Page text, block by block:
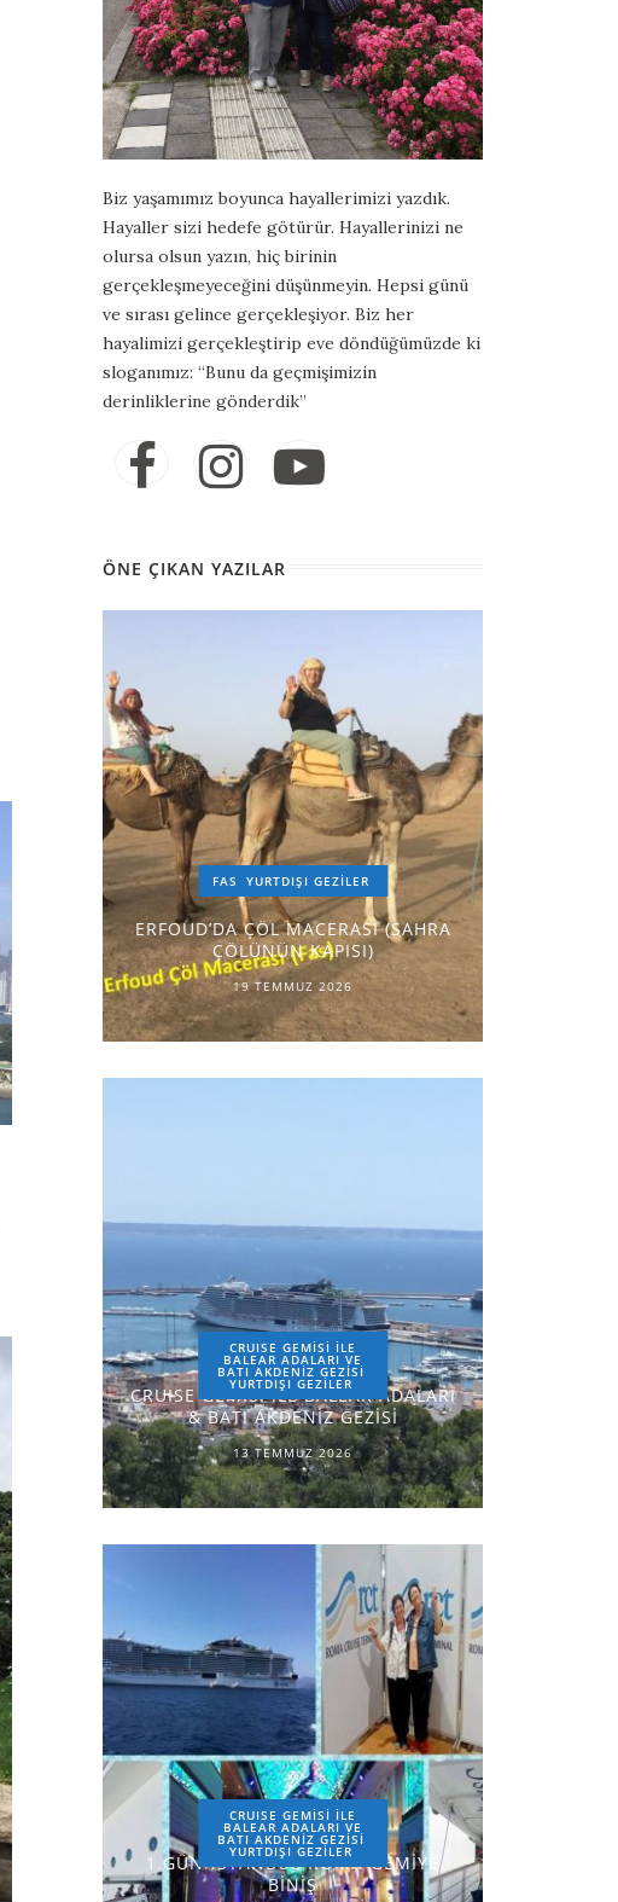
Biz yaşamımız boyunca hayallerimizi yazdık.
Hayaller sizi hedefe götürür. Hayallerinizi ne
olursa olsun yazın, hiç birinin
gerçekleşmeyeceğini düşünmeyin. Hepsi günü
ve sırası gelince gerçekleşiyor. Biz her
hayalimizi gerçekleştirip eve döndüğümüzde ki
sloganımız: “Bunu da geçmişimizin
derinliklerine gönderdik”
ÖNE ÇIKAN YAZILAR
FAS YURTDIŞI GEZILER
ERFOUD’DA ÇÖL MACERASI (SAHRA
ÇÖLÜNÜN KAPISI)
19 TEMMUZ 2026
CRUISE GEMİSİ İLE
BALEAR ADALARI VE
BATI AKDENİZ GEZİSİ
YURTDIŞI GEZILER
CRUISE GEMİSİ İLE BALEAR ADALARI
& BATI AKDENİZ GEZİSİ
13 TEMMUZ 2026
CRUISE GEMİSİ İLE
BALEAR ADALARI VE
BATI AKDENİZ GEZİSİ
YURTDIŞI GEZILER
1.GÜN-İSTANBUL-ROMA-GEMİYE
BİNİŞ